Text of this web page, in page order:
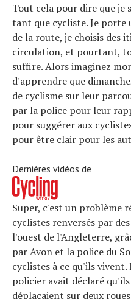
Tout cela pour dire que je
tant que cycliste. Je porte
de la route, je choisis des
circulation, et pourtant,
suffire. Alors imaginez
d'apprendre que
de cyclisme sur leur
par la police pour leur
pour suggérer aux
pour être clair pour les
Dernières vidéos de
Super, c'est un problème
cyclistes renversés par
l'ouest de l'Angleterre,
par Avon et la police du
cyclistes à ce qu'ils
policier avait déclaré
déplaçaient sur deux